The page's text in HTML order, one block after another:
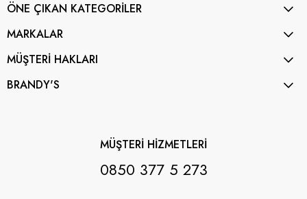
ÖNE ÇIKAN KATEGORİLER
MARKALAR
MÜŞTERİ HAKLARI
BRANDY'S
MÜŞTERİ HİZMETLERİ
0850 377 5 273